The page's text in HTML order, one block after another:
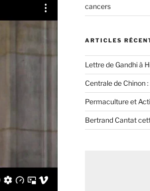
cancers
ARTICLES
Lettre de Gandhi à
Centrale de Chinon
Permaculture et
Bertrand Cantat